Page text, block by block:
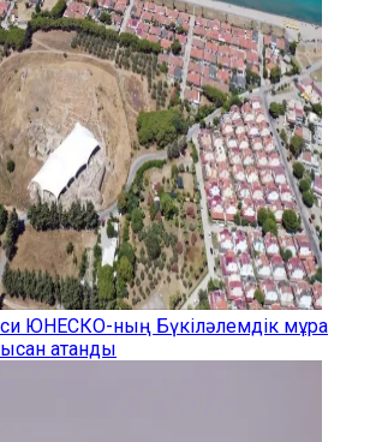
ЮНЕСКО-ның Бүкіләлемдік мұра
атанды